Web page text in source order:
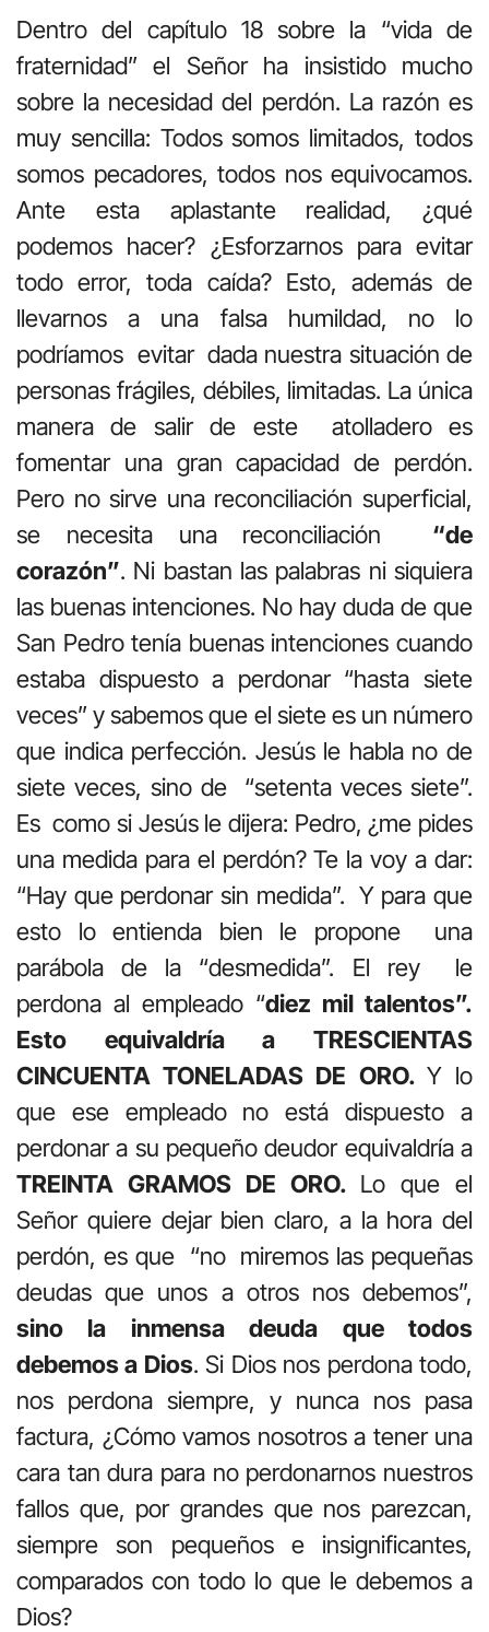
Dentro del capítulo 18 sobre la “vida de
fraternidad” el Señor ha insistido mucho
sobre la necesidad del perdón. La razón es
muy sencilla: Todos somos limitados, todos
somos pecadores, todos nos equivocamos.
Ante esta aplastante realidad, ¿qué
podemos hacer? ¿Esforzarnos para evitar
todo error, toda caída? Esto, además de
llevarnos a una falsa humildad, no lo
podríamos evitar dada nuestra situación de
personas frágiles, débiles, limitadas. La única
manera de salir de este atolladero es
fomentar una gran capacidad de perdón.
Pero no sirve una reconciliación superficial,
se necesita una reconciliación
“de
corazón”. Ni bastan las palabras ni siquiera
las buenas intenciones. No hay duda de que
San Pedro tenía buenas intenciones cuando
estaba dispuesto a perdonar “hasta siete
veces” y sabemos que el siete es un número
que indica perfección. Jesús le habla no de
siete veces, sino de “setenta veces siete”.
Es como si Jesús le dijera: Pedro, ¿me pides
una medida para el perdón? Te la voy a dar:
“Hay que perdonar sin medida”. Y para que
esto lo entienda bien le propone una
parábola de la “desmedida”. El rey le
perdona al empleado “diez mil talentos”.
Esto equivaldría a TRESCIENTAS
CINCUENTA TONELADAS DE ORO. Y lo
que ese empleado no está dispuesto a
perdonar a su pequeño deudor equivaldría a
TREINTA GRAMOS DE ORO. Lo que el
Señor quiere dejar bien claro, a la hora del
perdón, es que “no miremos las pequeñas
deudas que unos a otros nos debemos”,
sino la inmensa deuda que todos
debemos a Dios. Si Dios nos perdona todo,
nos perdona siempre, y nunca nos pasa
factura, ¿Cómo vamos nosotros a tener una
cara tan dura para no perdonarnos nuestros
fallos que, por grandes que nos parezcan,
siempre son pequeños e insignificantes,
comparados con todo lo que le debemos a
Dios?